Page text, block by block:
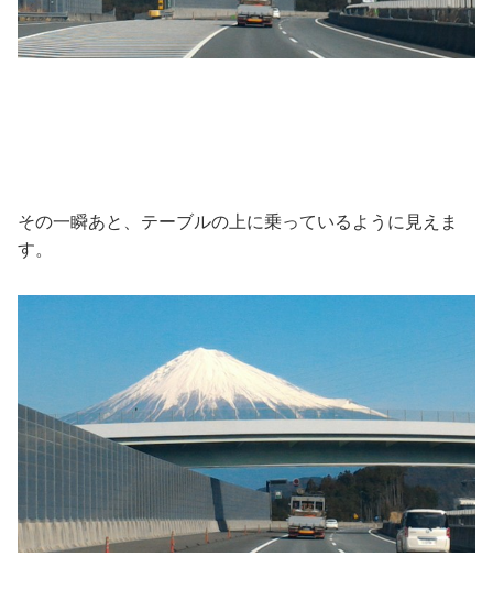
その一瞬あと、テーブルの上に乗っているように見えま
す。